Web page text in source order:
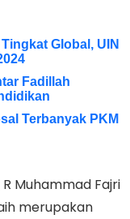
Global, UIN
Fadillah
Terbanyak PKM
Muhammad Fajri
merupakan